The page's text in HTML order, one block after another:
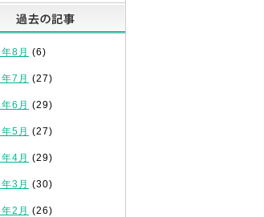
8月 (6)
7月 (27)
6月 (29)
5月 (27)
4月 (29)
3月 (30)
2月 (26)